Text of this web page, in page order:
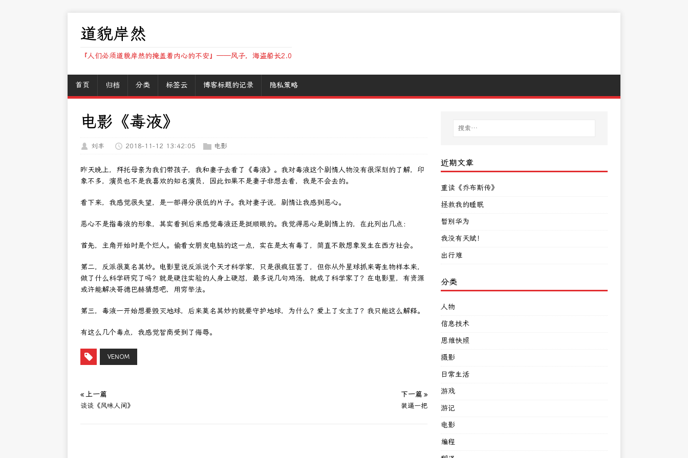
道貌岸然
『人们必须道貌岸然的掩盖着内心的不安』——风子，海盗船长2.0
首页 归档 分类 标签云 博客标题的记录 隐私策略
电影《毒液》
刘丰 2018-11-12 13:42:05 电影
昨天晚上，拜托母亲为我们带孩子，我和妻子去看了《毒液》。我对毒液这个剧情人物没有很深刻的了解，印
象不多，演员也不是我喜欢的知名演员，因此如果不是妻子非想去看，我是不会去的。
看下来，我感觉很失望，是一部得分很低的片子。我对妻子说，剧情让我感到恶心。
恶心不是指毒液的形象，其实看到后来感觉毒液还是挺顺眼的。我觉得恶心是剧情上的，在此列出几点：
首先，主角开始时是个烂人。偷看女朋友电脑的这一点，实在是太有毒了，简直不敢想象发生在西方社会。
第二，反派很莫名其妙。电影里说反派说个天才科学家，只是很疯狂罢了，但你从外星球抓来寄生物样本来，
做了什么科学研究了吗？就是硬往实验的人身上硬怼，最多说几句鸡汤，就成了科学家了？在电影里，有资源
或许能解决哥德巴赫猜想吧，用穷举法。
第三，毒液一开始想要毁灭地球，后来莫名其妙的就要守护地球，为什么？爱上了女主了？我只能这么解释。
有这么几个毒点，我感觉智商受到了侮辱。
VENOM
« 上一篇
谈谈《风味人间》
下一篇 »
装逼一把
近期文章
重读《乔布斯传》
拯救我的睡眠
暂别华为
我没有天赋！
出行难
分类
人物
信息技术
思维快照
摄影
日常生活
游戏
游记
电影
编程